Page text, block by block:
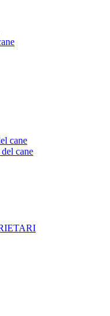
cane
cane